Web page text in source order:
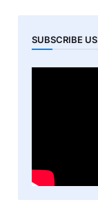
SUBSCRIBE US